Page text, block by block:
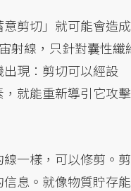
剪切」就可能會造成
射線，只針對囊性纖
現：剪切可以經設
就能重新導引它攻擊
一樣，可以修剪。剪
息。就像物質貯存能